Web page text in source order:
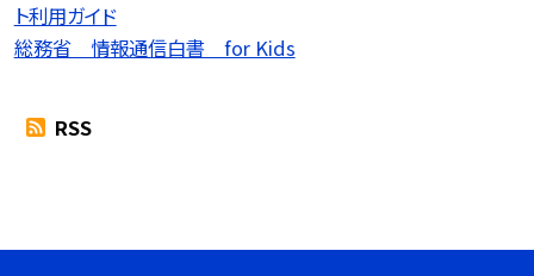
ト利用ガイド
総務省 情報通信白書 for Kids
RSS